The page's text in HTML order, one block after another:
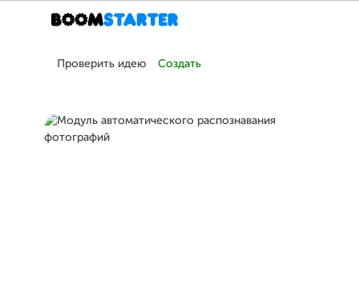
Проверить идею Создать